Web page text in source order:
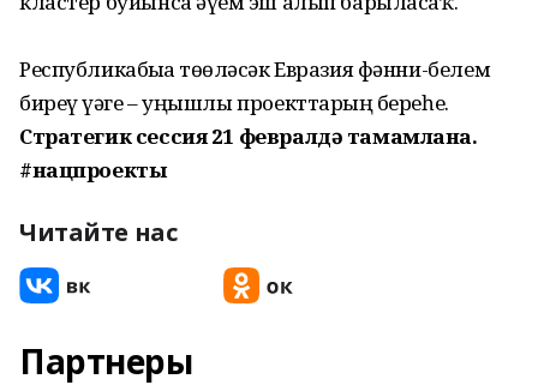
Республикабыҙҙа төҙөләсәк Евразия фәнни-белем
биреү үҙәге – уңышлы проекттарҙың береһе.
Стратегик сессия 21 февралдә тамамлана.
#нацпроекты
Читайте нас
Партнеры